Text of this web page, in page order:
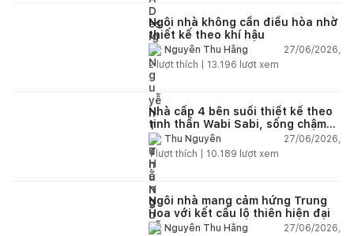
Ngôi nhà không cần điều hòa nhờ
thiết kế theo khí hậu
Nguyễn Thu Hằng
27/06/2026,
2lượt thích | 13.196 lượt xem
Nhà cấp 4 bên suối thiết kế theo
tinh thần Wabi Sabi, sống chậm
giữa thiên nhiên
Thu Nguyễn
27/06/2026,
1lượt thích | 10.189 lượt xem
Ngôi nhà mang cảm hứng Trung
Hoa với kết cấu lộ thiên hiện đại
Nguyễn Thu Hằng
27/06/2026,